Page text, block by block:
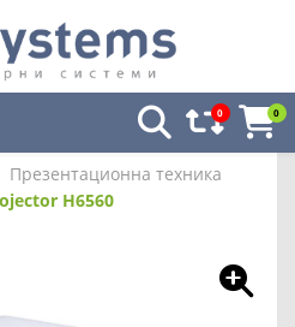
0 0
Презентационна техника
H6560